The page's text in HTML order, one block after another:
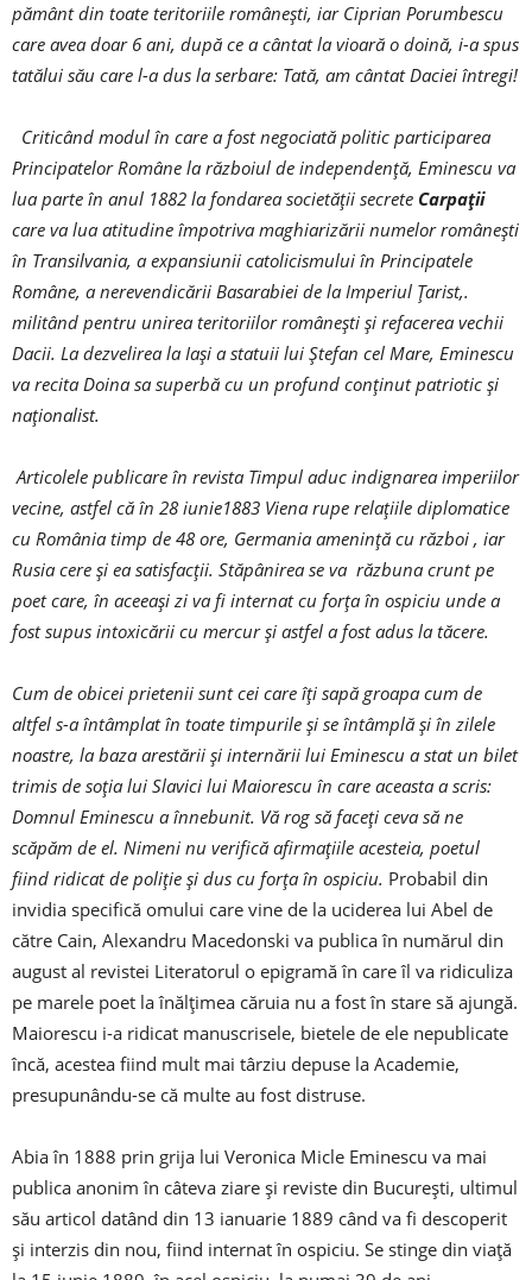
pământ din toate teritoriile românești, iar Ciprian Porumbescu
care avea doar 6 ani, după ce a cântat la vioară o doină, i-a spus
tatălui său care l-a dus la serbare: Tată, am cântat Daciei întregi!
Criticând modul în care a fost negociată politic participarea
Principatelor Române la războiul de independență, Eminescu va
lua parte în anul 1882 la fondarea societății secrete Carpații
care va lua atitudine împotriva maghiarizării numelor românești
în Transilvania, a expansiunii catolicismului în Principatele
Române, a nerevendicării Basarabiei de la Imperiul Țarist,.
militând pentru unirea teritoriilor românești și refacerea vechii
Dacii. La dezvelirea la Iași a statuii lui Ștefan cel Mare, Eminescu
va recita Doina sa superbă cu un profund conținut patriotic și
naționalist.
Articolele publicare în revista Timpul aduc indignarea imperiilor
vecine, astfel că în 28 iunie1883 Viena rupe relațiile diplomatice
cu România timp de 48 ore, Germania amenință cu război , iar
Rusia cere și ea satisfacții. Stăpânirea se va răzbuna crunt pe
poet care, în aceeași zi va fi internat cu forța în ospiciu unde a
fost supus intoxicării cu mercur și astfel a fost adus la tăcere.
Cum de obicei prietenii sunt cei care îți sapă groapa cum de
altfel s-a întâmplat în toate timpurile și se întâmplă și în zilele
noastre, la baza arestării și internării lui Eminescu a stat un bilet
trimis de soția lui Slavici lui Maiorescu în care aceasta a scris:
Domnul Eminescu a înnebunit. Vă rog să faceți ceva să ne
scăpăm de el. Nimeni nu verifică afirmațiile acesteia, poetul
fiind ridicat de poliție și dus cu forța în ospiciu. Probabil din
invidia specifică omului care vine de la uciderea lui Abel de
către Cain, Alexandru Macedonski va publica în numărul din
august al revistei Literatorul o epigramă în care îl va ridiculiza
pe marele poet la înălțimea căruia nu a fost în stare să ajungă.
Maiorescu i-a ridicat manuscrisele, bietele de ele nepublicate
încă, acestea fiind mult mai târziu depuse la Academie,
presupunându-se că multe au fost distruse.
Abia în 1888 prin grija lui Veronica Micle Eminescu va mai
publica anonim în câteva ziare și reviste din București, ultimul
său articol datând din 13 ianuarie 1889 când va fi descoperit
și interzis din nou, fiind internat în ospiciu. Se stinge din viață